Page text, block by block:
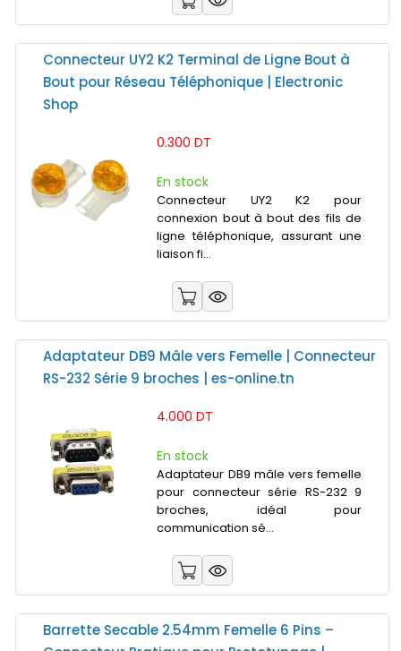
Connecteur UY2 K2 Terminal de Ligne Bout à
Bout pour Réseau Téléphonique | Electronic
Shop
0.300 DT
En stock
Connecteur UY2 K2 pour
connexion bout à bout des fils de
ligne téléphonique, assurant une
liaison fi...
Adaptateur DB9 Mâle vers Femelle | Connecteur
RS-232 Série 9 broches | es-online.tn
4.000 DT
En stock
Adaptateur DB9 mâle vers femelle
pour connecteur série RS-232 9
broches, idéal pour
communication sé...
Barrette Secable 2.54mm Femelle 6 Pins –